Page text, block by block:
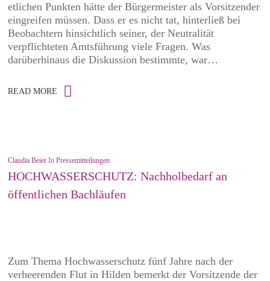
etlichen Punkten hätte der Bürgermeister als Vorsitzender
eingreifen müssen. Dass er es nicht tat, hinterließ bei
Beobachtern hinsichtlich seiner, der Neutralität
verpflichteten Amtsführung viele Fragen. Was
darüberhinaus die Diskussion bestimmte, war…
READ MORE
Claudia Beier InPressemitteilungen
HOCHWASSERSCHUTZ: Nachholbedarf an
öffentlichen Bachläufen
Zum Thema Hochwasserschutz fünf Jahre nach der
verheerenden Flut in Hilden bemerkt der Vorsitzende der